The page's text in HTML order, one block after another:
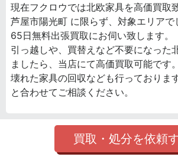
現在フクロウでは北欧家具を高価買取
芦屋市陽光町 に限らず、対象エリア
65日無料出張買取にお伺い致します。
引っ越しや、買替えなど不要になった
ましたら、当店にて高価買取可能です。
壊れた家具の回収なども行っておりま
と合わせてご相談ください。
買取・処分を依頼